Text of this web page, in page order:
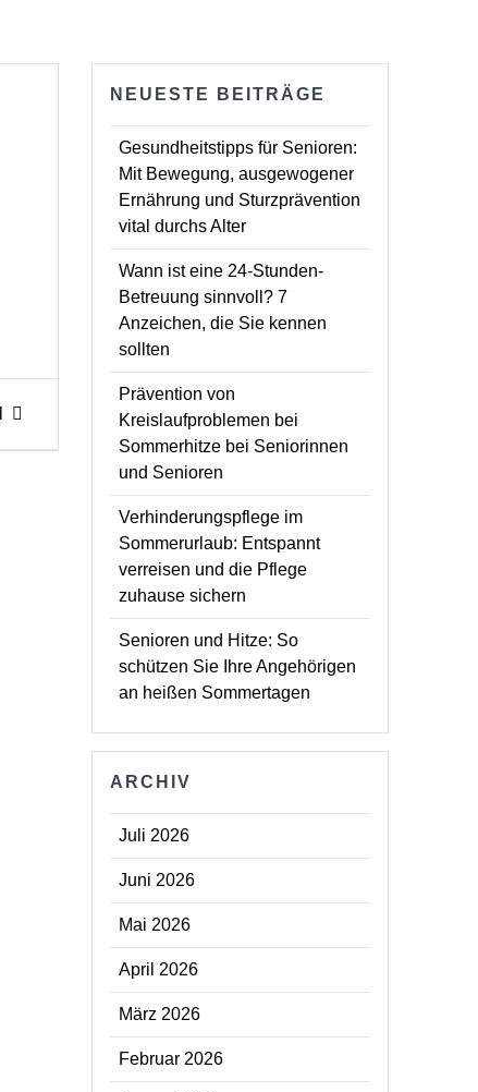
NEUESTE BEITRÄGE
Gesundheitstipps für Senioren:
Mit Bewegung, ausgewogener
Ernährung und Sturzprävention
vital durchs Alter
Wann ist eine 24-Stunden-
Betreuung sinnvoll? 7
Anzeichen, die Sie kennen
sollten
Prävention von
Kreislaufproblemen bei
Sommerhitze bei Seniorinnen
und Senioren
Verhinderungspflege im
Sommerurlaub: Entspannt
verreisen und die Pflege
zuhause sichern
Senioren und Hitze: So
schützen Sie Ihre Angehörigen
an heißen Sommertagen
ARCHIV
Juli 2026
Juni 2026
Mai 2026
April 2026
März 2026
Februar 2026